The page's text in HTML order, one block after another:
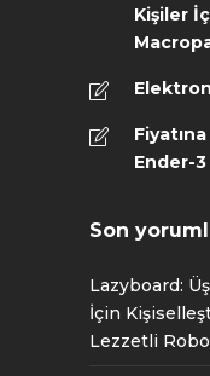
Kişiler
Ender-
Son
Lazyboard:
İçin
Lezzetli